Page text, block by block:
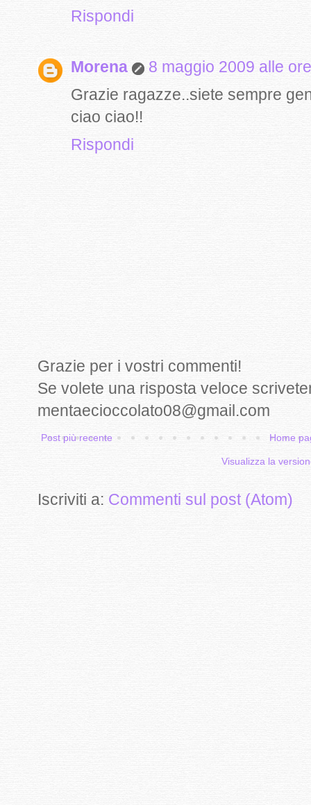
Rispondi
Morena
8 maggio 2009 alle
Grazie ragazze..siete sempre
ciao ciao!!
Rispondi
Grazie per i vostri commenti!
Se volete una risposta veloce
mentaecioccolato08@gmail.com
Post più recente Home
Visualizza la
Iscriviti a: Commenti sul post (Atom)